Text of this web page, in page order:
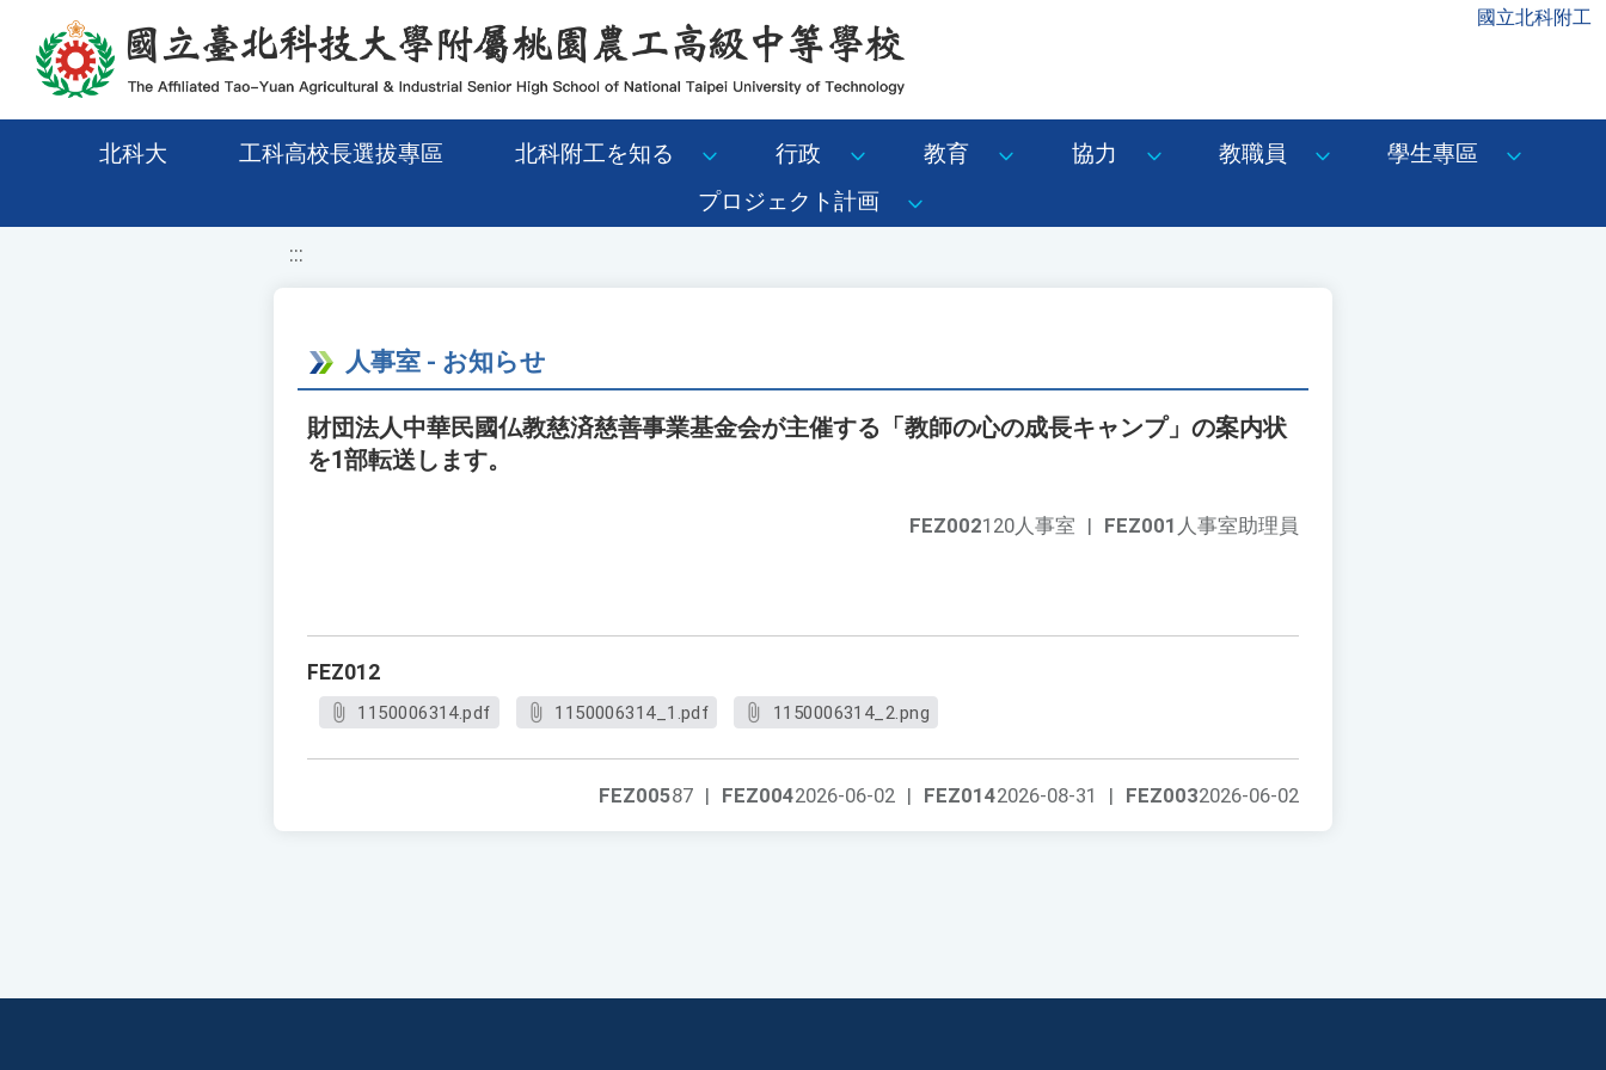
移至網頁之主要內容區位置 國立北科附工
北科大 工科高校長選拔專區 北科附工を知る 行政 教育 協力 教職員
學生專區
プロジェクト計画
:::
人事室 - お知らせ
財団法人中華民國仏教慈済慈善事業基金会が主催する「教師の心の成長キャンプ」の案内状
を1部転送します。
FEZ001 人事室助理員
FEZ002120人事室 |
FEZ012
1150006314.pdf 1150006314_1.pdf 1150006314_2.png
FEZ0032026-06-02
FEZ0142026-08-31 |
FEZ0042026-06-02 |
FEZ00587 |